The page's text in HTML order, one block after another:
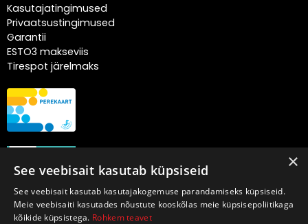
Kasutajatingimused
Privaatsustingimused
Garantii
ESTO3 makseviis
Tirespot järelmaks
×
See veebisait kasutab küpsiseid
See veebisait kasutab kasutajakogemuse parandamiseks küpsiseid.
Meie veebisaiti kasutades nõustute kooskõlas meie küpsisepoliitikaga
kõikide küpsistega. Rohkem teavet